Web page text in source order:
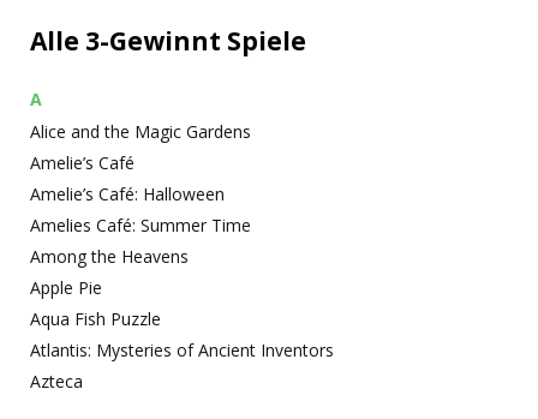
Alle 3-Gewinnt Spiele
A
Alice and the Magic Gardens
Amelie’s Café
Amelie’s Café: Halloween
Amelies Café: Summer Time
Among the Heavens
Apple Pie
Aqua Fish Puzzle
Atlantis: Mysteries of Ancient Inventors
Azteca